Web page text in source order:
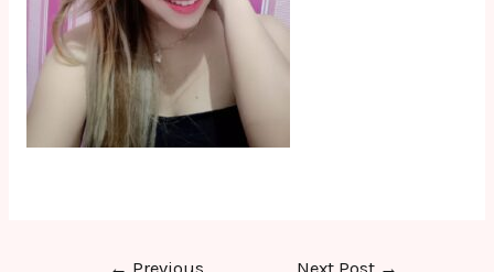
← Previous Next Post →